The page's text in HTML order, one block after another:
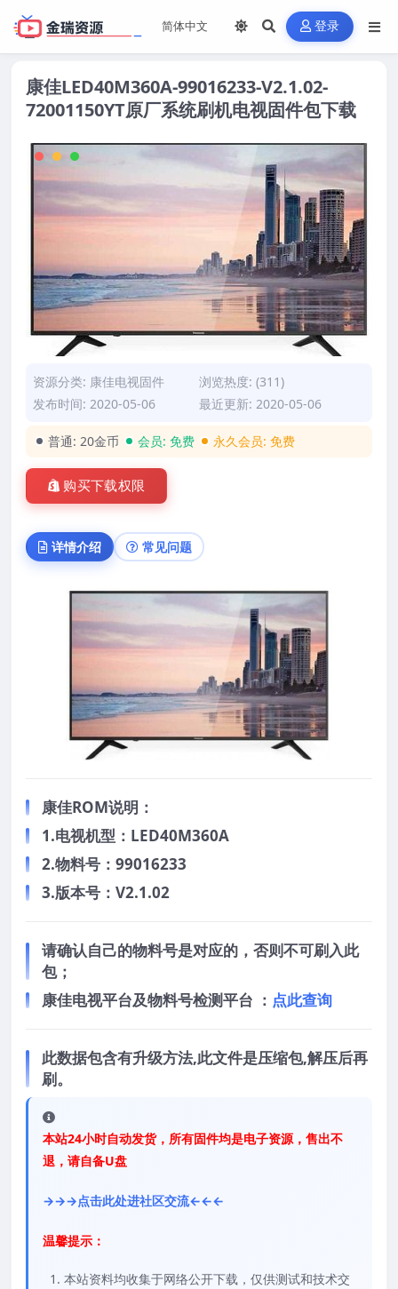
登录
康佳LED40M360A-99016233-V2.1.02-
72001150YT原厂系统刷机电视固件包下载
资源分类: 康佳电视固件
浏览热度: (311)
发布时间: 2020-05-06
最近更新: 2020-05-06
普通: 20金币 会员: 免费 永久会员: 免费
购买下载权限
详情介绍 常见问题
康佳ROM说明：
1.电视机型：LED40M360A
2.物料号：99016233
3.版本号：V2.1.02
请确认自己的物料号是对应的，否则不可刷入此
包；
康佳电视平台及物料号检测平台 ： 点此查询
此数据包含有升级方法,此文件是压缩包,解压后再
刷。
本站24小时自动发货，所有固件均是电子资源，售出不
退，请自备U盘
→→→点击此处进社区交流←←←
温馨提示：
本站资料均收集于网络公开下载，仅供测试和技术交